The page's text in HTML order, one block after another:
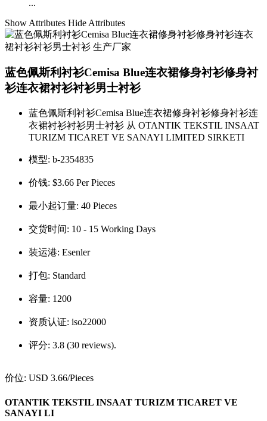
...
Show Attributes Hide Attributes
蓝色佩斯利衬衫Cemisa Blue连衣裙修身衬衫修身衬
衫连衣裙衬衫衬衫男士衬衫
蓝色佩斯利衬衫Cemisa Blue连衣裙修身衬衫修身衬衫连
衣裙衬衫衬衫男士衬衫 从 OTANTIK TEKSTIL INSAAT
TURIZM TICARET VE SANAYI LIMITED SIRKETI
模型: b-2354835
价钱: $3.66 Per Pieces
最小起订量: 40 Pieces
交货时间: 10 - 15 Working Days
装运港: Esenler
打包: Standard
容量: 1200
资质认证: iso22000
评分: 3.8 (30 reviews).
价位: USD 3.66/Pieces
OTANTIK TEKSTIL INSAAT TURIZM TICARET VE
SANAYI LI